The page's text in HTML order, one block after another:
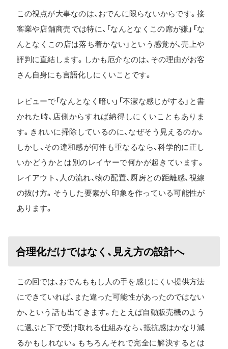
この視点が大事なのは、おでんに限らないからです。接
客業や店舗商売では特に、「なんとなくこの席が嫌」「な
んとなくこの店は落ち着かない」という感覚が、売上や
評判に直結します。しかも厄介なのは、その理由がお客
さん自身にも言語化しにくいことです。
レビューで「なんとなく暗い」「不潔な感じがする」と書
かれた時、店側からすれば納得しにくいこともありま
す。きれいに掃除しているのに、なぜそう見えるのか。
しかし、その違和感が何件も重なるなら、科学的に正し
いかどうかとは別のレイヤーで何かが起きています。
レイアウト、人の流れ、物の配置、厨房との距離感、視線
の抜け方。そうした要素が、印象を作っている可能性が
あります。
合理化だけではなく、見え方の設計へ
この回では、おでんももし人の手を感じにくい提供方法
にできていれば、また違った可能性があったのではない
か、という話も出てきます。たとえば自動販売機のよう
に選ぶと下で受け取れる仕組みなら、抵抗感はかなり減
るかもしれない。もちろんそれで完全に解決するとは